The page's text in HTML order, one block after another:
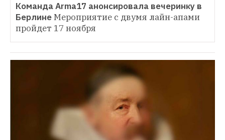
Команда Arma17 анонсировала вечеринку в
БерлинеМероприятие с двумя лайн-апами
пройдет 17 ноября